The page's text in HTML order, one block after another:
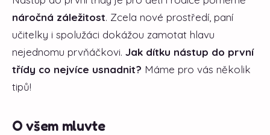
náročná záležitost. Zcela nové prostředí, paní
učitelky i spolužáci dokážou zamotat hlavu
nejednomu prvňáčkovi. Jak dítku nástup do první
třídy co nejvíce usnadnit? Máme pro vás několik
tipů!
O všem mluvte